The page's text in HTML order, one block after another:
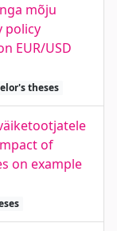
mõju
policy
EUR/USD
theses
of
on example